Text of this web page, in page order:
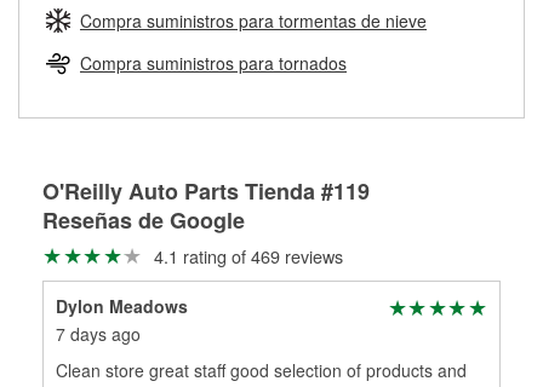
Más información sobre el Programa de Préstamo de
Herramientas de O'Reilly
medirán tus tambores o discos para determinar si pueden
ser rectificados con seguridad. Si tus tambores o discos no
pueden ser reutilizados, podemos ayudarte a encontrar las
partes de reemplazo correctas para tu reparación.
Rectificación de tambores y discos de freno
Compra suministros para tormentas de nieve
Compra suministros para tornados
O'Reilly Auto Parts Tienda #119
Reseñas de Google
4.1 rating of 469 reviews
Dylon Meadows
7 days ago
Clean store great staff good selection of products and